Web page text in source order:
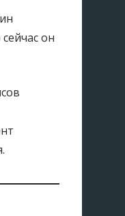
он